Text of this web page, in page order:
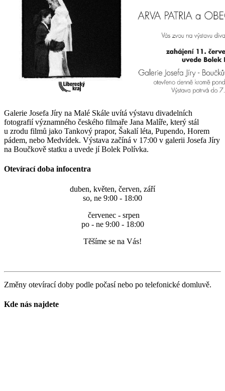
Galerie Josefa Jíry na Malé Skále uvítá výstavu divadelních
fotografií významného českého filmaře Jana Malíře, který stál
u zrodu filmů jako Tankový prapor, Šakalí léta, Pupendo, Horem
pádem, nebo Medvídek. Výstava začíná v 17:00 v galerii Josefa Jíry
na Boučkově statku a uvede jí Bolek Polívka.
Otevírací doba infocentra
duben, květen, červen, září
so, ne 9:00 - 18:00
červenec - srpen
po - ne 9:00 - 18:00
Těšíme se na Vás!
Změny otevírací doby podle počasí nebo po telefonické domluvě.
Kde nás najdete